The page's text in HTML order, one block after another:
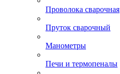
Проволока сварочная
Пруток сварочный
Манометры
Печи и термопеналы